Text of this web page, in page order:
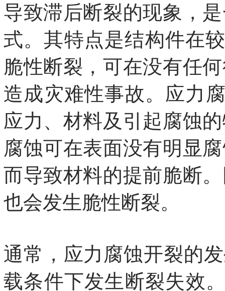
导致滞后断裂的现象，
式。其特点是结构件在
脆性断裂，可在没有任
造成灾难性事故。应力
应力、材料及引起腐蚀
腐蚀可在表面没有明显
而导致材料的提前脆断
也会发生脆性断裂。
通常，应力腐蚀开裂的
载条件下发生断裂失效